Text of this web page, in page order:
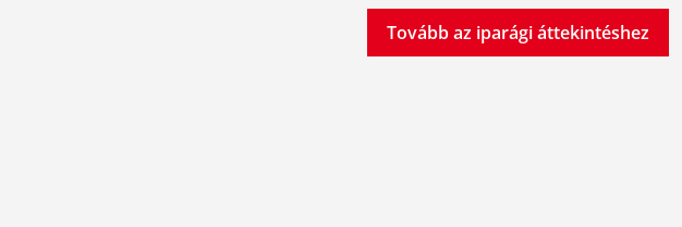
Tovább az iparági áttekintéshez